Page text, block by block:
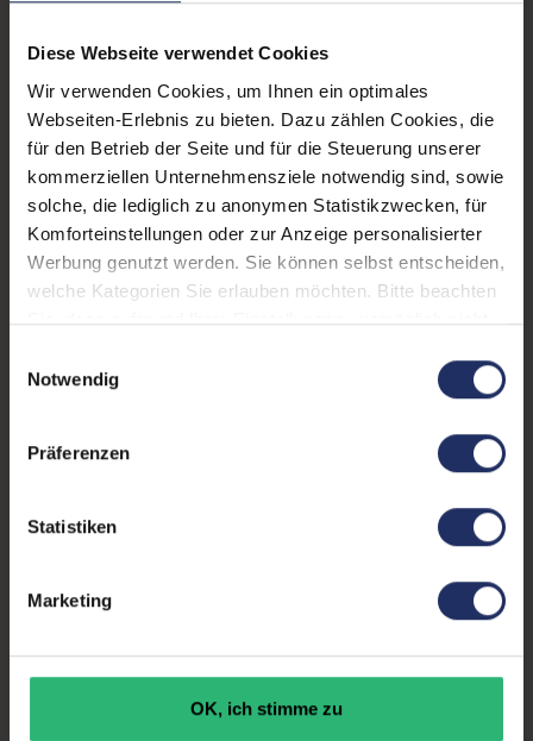
Diese Webseite verwendet Cookies
Wir verwenden Cookies, um Ihnen ein optimales
Webseiten-Erlebnis zu bieten. Dazu zählen Cookies, die
für den Betrieb der Seite und für die Steuerung unserer
kommerziellen Unternehmensziele notwendig sind, sowie
solche, die lediglich zu anonymen Statistikzwecken, für
Komforteinstellungen oder zur Anzeige personalisierter
Werbung genutzt werden. Sie können selbst entscheiden,
welche Kategorien Sie erlauben möchten. Bitte beachten
Sie, dass aufgrund Ihrer Einstellungen, womöglich nicht
Weitere Informationen finden Sie in
Notwendig
Präferenzen
Statistiken
Marketing
OK, ich stimme zu
CPU Generation: 11
Betriebssystem: Windows 11 Professional
Prozessorkerne: 4
Displayart: Touchscreen
, 1x USB 3.2
Displaygröße:
LTE:
Tastaturlayout:
Deutsch (QWERTZ) ohne
Ziffernblock